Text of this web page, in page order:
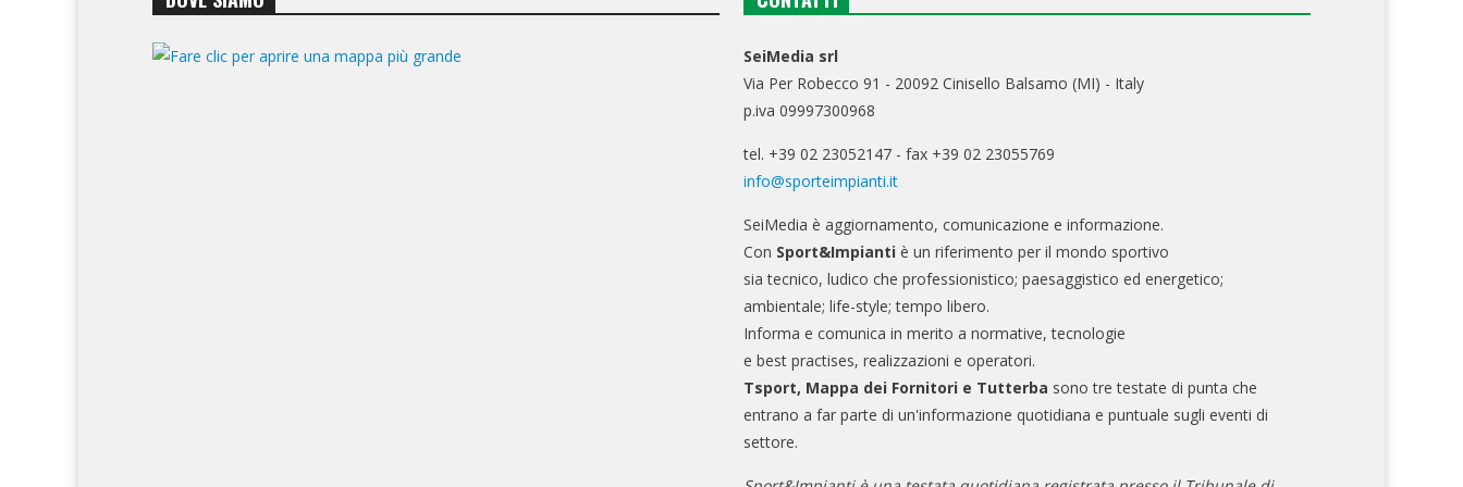
SeiMedia srl
Via Per Robecco 91 - 20092 Cinisello Balsamo (MI) - Italy
p.iva 09997300968
tel. +39 02 23052147 - fax +39 02 23055769
info@sporteimpianti.it
SeiMedia è aggiornamento, comunicazione e informazione.
Con Sport&Impianti è un riferimento per il mondo sportivo
sia tecnico, ludico che professionistico; paesaggistico ed energetico;
ambientale; life-style; tempo libero.
Informa e comunica in merito a normative, tecnologie
e best practises, realizzazioni e operatori.
Tsport, Mappa dei Fornitori e Tutterba sono tre testate di punta che
entrano a far parte di un'informazione quotidiana e puntuale sugli eventi di
settore.